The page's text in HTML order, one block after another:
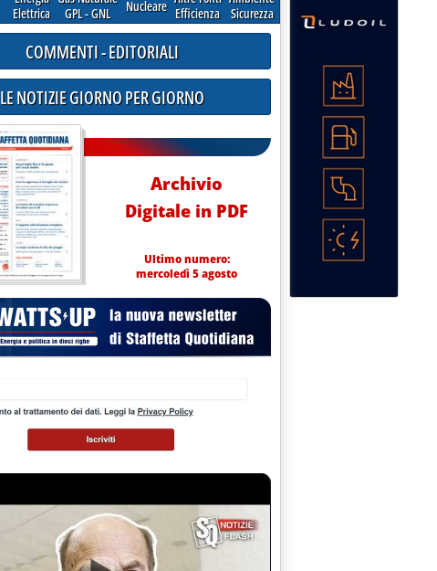
Elettrica
GPL - GNL
Nucleare Efficienza
Sicurezza
COMMENTI - EDITORIALI
LE NOTIZIE GIORNO PER GIORNO
Archivio
Digitale in PDF
Ultimo numero:
mercoledì 5 agosto